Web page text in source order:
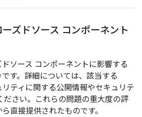
ズドソース コンポーネント
ソース コンポーネントに影響する
す。詳細については、該当する
ティに関する公開情報やセキュリテ
ださい。これらの問題の重大度の評
直接提供されたものです。